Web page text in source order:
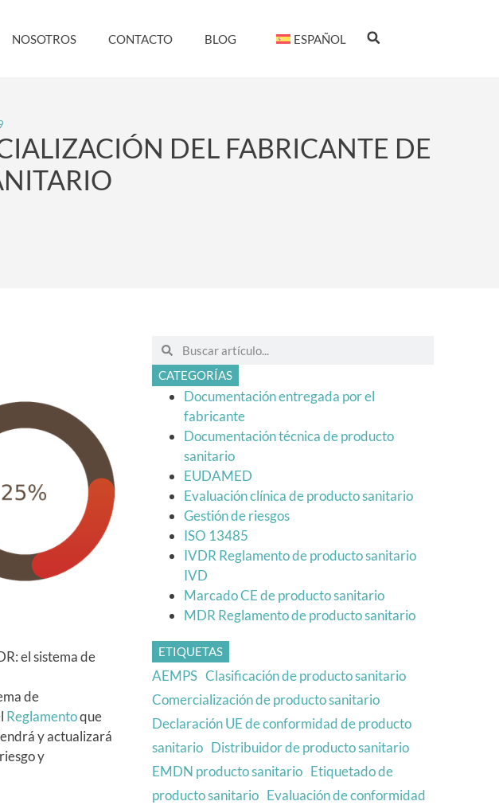
NOSOTROS CONTACTO BLOG ESPAÑOL
DEL FABRICANTE DE
el sistema de
de
Reglamentoque
y actualizará
y
CATEGORÍAS
Documentación entregada por el
fabricante
Documentación técnica de producto
sanitario
EUDAMED
Evaluación clínica de producto sanitario
Gestión de riesgos
ISO 13485
IVDR Reglamento de producto sanitario
IVD
Marcado CE de producto sanitario
MDR Reglamento de producto sanitario
ETIQUETAS
AEMPS Clasificación de producto sanitario
Comercialización de producto sanitario
Declaración UE de conformidad de producto
sanitario Distribuidor de producto sanitario
EMDN producto sanitario Etiquetado de
producto sanitario Evaluación de conformidad